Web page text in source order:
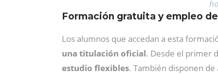
Formación gratuita y empleo
Los alumnos que accedan a esta
una titulación oficial. Desde el primer
estudio flexibles. También disponen